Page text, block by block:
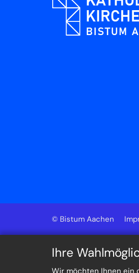
Ihre
Wir möchten Ihnen ein
© Bistum Aachen